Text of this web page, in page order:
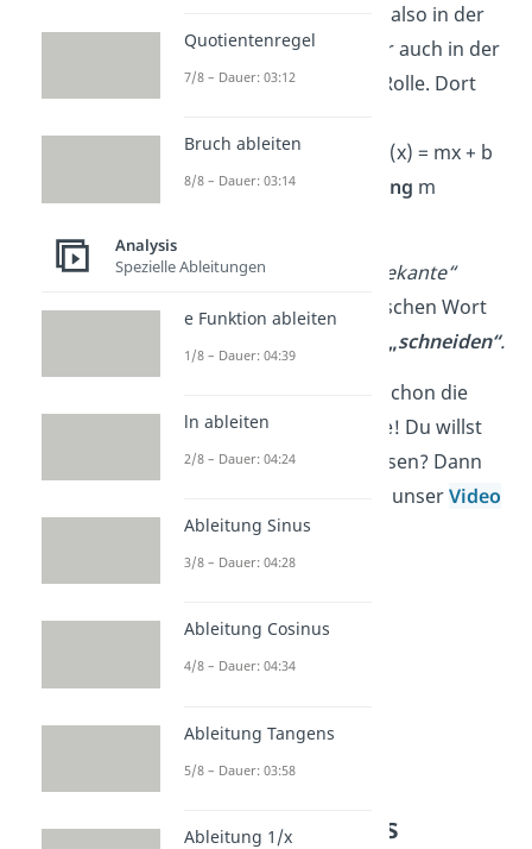
Sekanten begegnen dir also in der
Geometrie, spielen aber auch in der
Analysiseine wichtige Rolle. Dort
Sekantengleichungen
s(x) = mx + b
mit derSekantensteigung m
Übrigens:
„Sekante“
kommt von dem lateinischen Wort
„schneiden“.
Spitze! Jetzt kennst du schon die
Definition einer Sekante! Du willst
noch mehr darüber wissen? Dann
schau doch auch mal in unserVideo
dazu rein!
Sekante — Kreis
Quotientenregel
7/8 – Dauer: 03:12
Bruch ableiten
8/8 – Dauer: 03:14
Analysis
Spezielle Ableitungen
e Funktion ableiten
1/8 – Dauer: 04:39
ln ableiten
2/8 – Dauer: 04:24
Ableitung Sinus
3/8 – Dauer: 04:28
Ableitung Cosinus
4/8 – Dauer: 04:34
Ableitung Tangens
5/8 – Dauer: 03:58
Ableitung 1/x